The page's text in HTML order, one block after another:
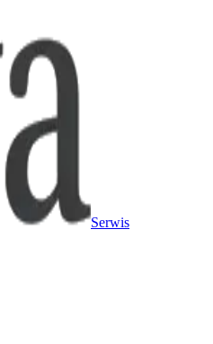
Serwis